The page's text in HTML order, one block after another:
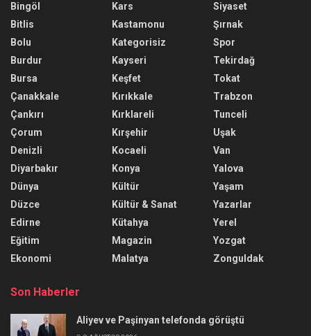
Bingöl
Bitlis
Bolu
Burdur
Bursa
Çanakkale
Çankırı
Çorum
Denizli
Diyarbakır
Dünya
Düzce
Edirne
Eğitim
Ekonomi
Kars
Kastamonu
Kategorisiz
Kayseri
Keşfet
Kırıkkale
Kırklareli
Kırşehir
Kocaeli
Konya
Kültür
Kültür & Sanat
Kütahya
Magazin
Malatya
Siyaset
Şırnak
Spor
Tekirdağ
Tokat
Trabzon
Tunceli
Uşak
Van
Yalova
Yaşam
Yazarlar
Yerel
Yozgat
Zonguldak
Son Haberler
Aliyev ve Paşinyan telefonda görüştü